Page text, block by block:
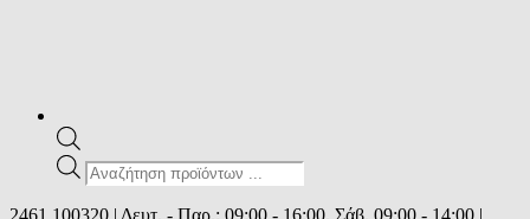
Products
search
2461 100320 | Δευτ. - Παρ.: 09:00 - 16:00, Σάβ. 09:00 - 14:00 |